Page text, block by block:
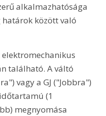
alkalmazhatósága
között való
található. A váltó
vagy a GJ ("Jobbra")
(1
megnyomása